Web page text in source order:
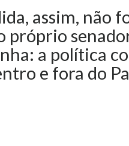
assim, não
próprio
a política
e fora do